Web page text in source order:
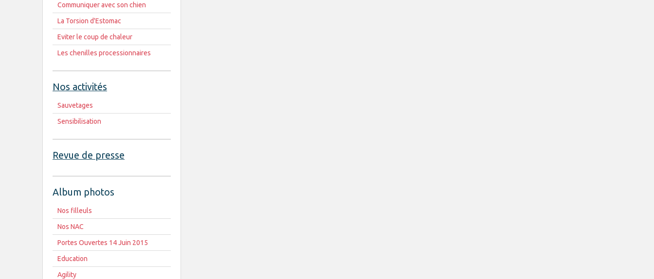
Communiquer avec son chien
La Torsion d'Estomac
Eviter le coup de chaleur
Les chenilles processionnaires
Nos activités
Sauvetages
Sensibilisation
Revue de presse
Album photos
Nos filleuls
Nos NAC
Portes Ouvertes 14 Juin 2015
Education
Agility